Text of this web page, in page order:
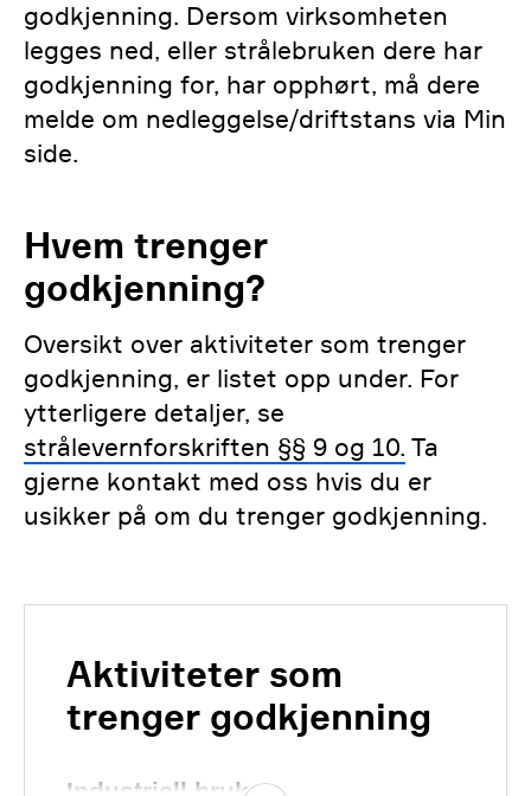
godkjenning. Dersom virksomheten
legges ned, eller strålebruken dere har
godkjenning for, har opphørt, må dere
melde om nedleggelse/driftstans via Min
side.
Hvem trenger
godkjenning?
Oversikt over aktiviteter som trenger
godkjenning, er listet opp under. For
ytterligere detaljer, se
strålevernforskriften §§ 9 og 10. Ta
gjerne kontakt med oss hvis du er
usikker på om du trenger godkjenning.
Aktiviteter som
trenger godkjenning